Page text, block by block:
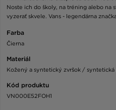
Noste ich do školy, na tréning alebo na
vyzerať skvele. Vans - legendárna
Farba
Čierna
Materiál
Kožený a syntetický zvršok / syntetická
Kód produktu
VN000E52FOH1